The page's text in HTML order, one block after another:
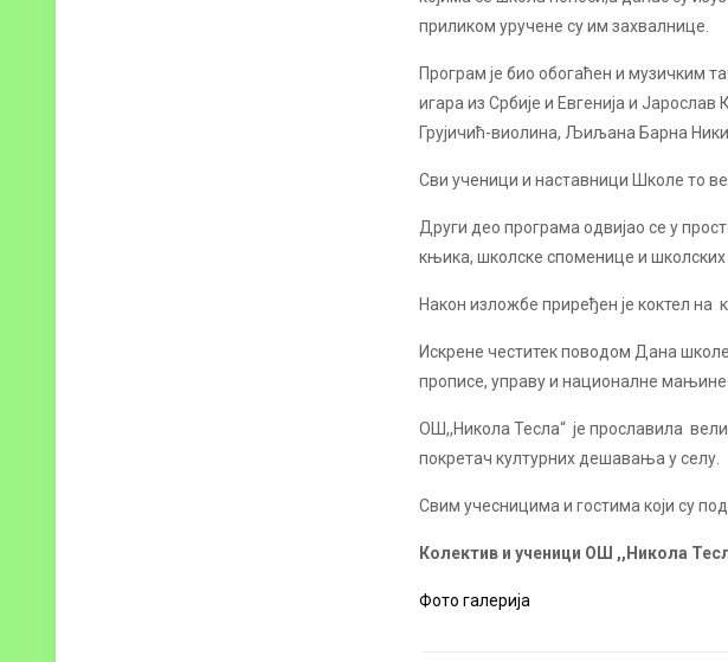
приликом уручене су им захвалнице.
Програм је био обогаћен и музичким
игара из Србије и Евгенија и
Грујичић-виолина, Љиљана Барна
Сви ученици и наставници Школе то
Други део програма одвијао се у
књика, школске споменице и
Након изложбе приређен је коктел
Искрене честитек поводом Дана
прописе, управу и националне
ОШ,,Никола Тесла“ је прославила
покретач културних дешавања у селу.
Свим учесницима и гостима који су
Колектив и ученици ОШ ,,Никола
Фото галерија